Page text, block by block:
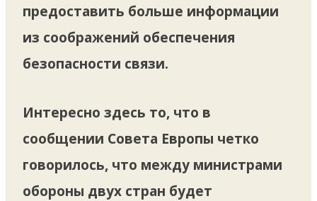
предоставить больше информации
из соображений обеспечения
безопасности связи.
Интересно здесь то, что в
сообщении Совета Европы четко
говорилось, что между министрами
обороны двух стран будет